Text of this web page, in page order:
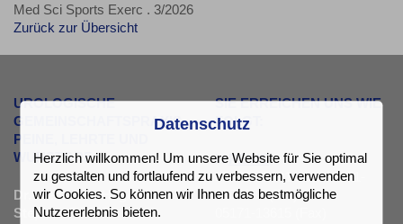
Med Sci Sports Exerc . 3/2026
Zurück zur Übersicht
UROLOGISCHE
GEMEINSCHAFTSPRAXIS
PEINE, LEHRTE UND
WUNSTORF
Dr. med. Jörn Hagemann &
Stephan Reese
SIE ERREICHEN UNS WIE
FOLGT:
in PEINE:
05171-13331 oder 05171-
9879980 (Tel.)
Datenschutz
Herzlich willkommen! Um unsere Website für Sie optimal
zu gestalten und fortlaufend zu verbessern, verwenden
wir Cookies. So können wir Ihnen das bestmögliche
Nutzererlebnis bieten.